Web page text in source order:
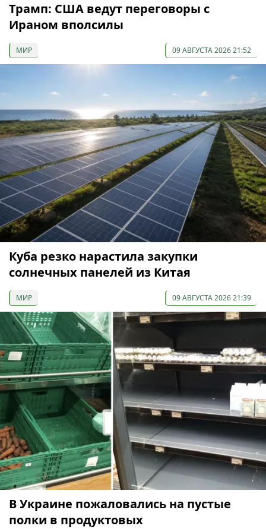
Трамп: США ведут переговоры с
Ираном вполсилы
МИР 09 АВГУСТА 2026 21:52
Куба резко нарастила закупки
солнечных панелей из Китая
МИР 09 АВГУСТА 2026 21:39
В Украине пожаловались на пустые
полки в продуктовых